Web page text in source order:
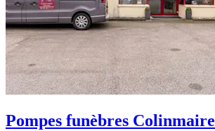
Pompes funèbres Colinmaire